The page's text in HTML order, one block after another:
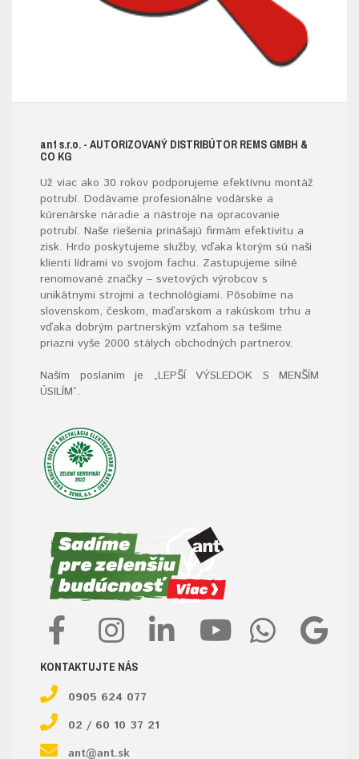
ant s.r.o. - AUTORIZOVANÝ DISTRIBÚTOR REMS GMBH &
CO KG
Už viac ako 30 rokov podporujeme efektívnu montáž
potrubí. Dodávame profesionálne vodárske a
kúrenárske náradie a nástroje na opracovanie
potrubí. Naše riešenia prinášajú firmám efektivitu a
zisk. Hrdo poskytujeme služby, vďaka ktorým sú naši
klienti lídrami vo svojom fachu. Zastupujeme silné
renomované značky – svetových výrobcov s
unikátnymi strojmi a technológiami. Pôsobíme na
slovenskom, českom, maďarskom a rakúskom trhu a
vďaka dobrým partnerským vzťahom sa tešíme
priazni vyše 2000 stálych obchodných partnerov.
Naším poslaním je „LEPŠÍ VÝSLEDOK S MENŠÍM
ÚSILÍM“.
KONTAKTUJTE NÁS
0905 624 077
02 / 60 10 37 21
ant@ant.sk